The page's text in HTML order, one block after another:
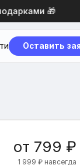
🎁
Оставить
от 799 ₽
1 999 ₽ навсегда